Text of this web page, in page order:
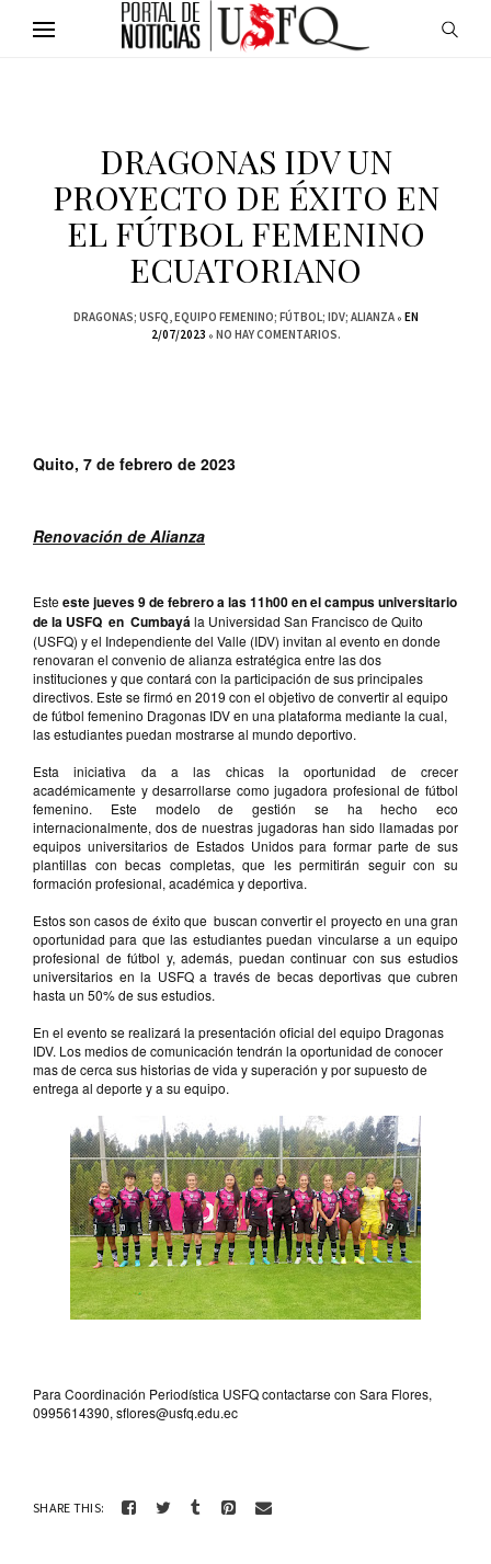
DRAGONAS IDV UN
PROYECTO DE ÉXITO EN
EL FÚTBOL FEMENINO
ECUATORIANO
DRAGONAS; USFQ EQUIPO FEMENINO; FÚTBOL; IDV; ALIANZA
EN
2/07/2023
NO HAY COMENTARIOS.
Quito, 7 de febrero de 2023
Renovación de Alianza
Esteeste jueves 9 de febrero a las 11h00 en el campus universitario
de la USFQ en Cumbayála Universidad San Francisco de Quito
(USFQ) y el Independiente del Valle (IDV) invitan al evento en donde
renovaran el convenio de alianza estratégica entre las dos
instituciones y que contará con la participación de sus principales
directivos. Este se firmó en 2019 con el objetivo de convertir al equipo
de fútbol femenino Dragonas IDV en una plataforma mediante la cual,
las estudiantes puedan mostrarse al mundo deportivo.
Esta iniciativa da a las chicas la oportunidad de crecer
académicamente y desarrollarse como jugadora profesional de fútbol
femenino. Este modelo de gestión se ha hecho eco
internacionalmente, dos de nuestras jugadoras han sido llamadas por
equipos universitarios de Estados Unidos para formar parte de sus
plantillas con becas completas, que les permitirán seguir con su
formación profesional, académica y deportiva.
Estos son casos de éxito que buscan convertir el proyecto en una gran
oportunidad para que las estudiantes puedan vincularse a un equipo
profesional de fútbol y, además, puedan continuar con sus estudios
universitarios en la USFQ a través de becas deportivas que cubren
hasta un 50% de sus estudios.
En el evento se realizará la presentación oficial del equipo Dragonas
IDV. Los medios de comunicación tendrán la oportunidad de conocer
mas de cerca sus historias de vida y superación y por supuesto de
entrega al deporte y a su equipo.
Para Coordinación Periodística USFQ contactarse con Sara Flores,
0995614390, sflores@usfq.edu.ec
SHARE THIS: